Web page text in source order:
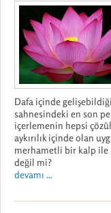
Dafa içinde
sahnesindeki en son
içerlemenin hepsi
aykırılık içinde olan
merhametli bir kalp ile
değil mi?
devamı ...